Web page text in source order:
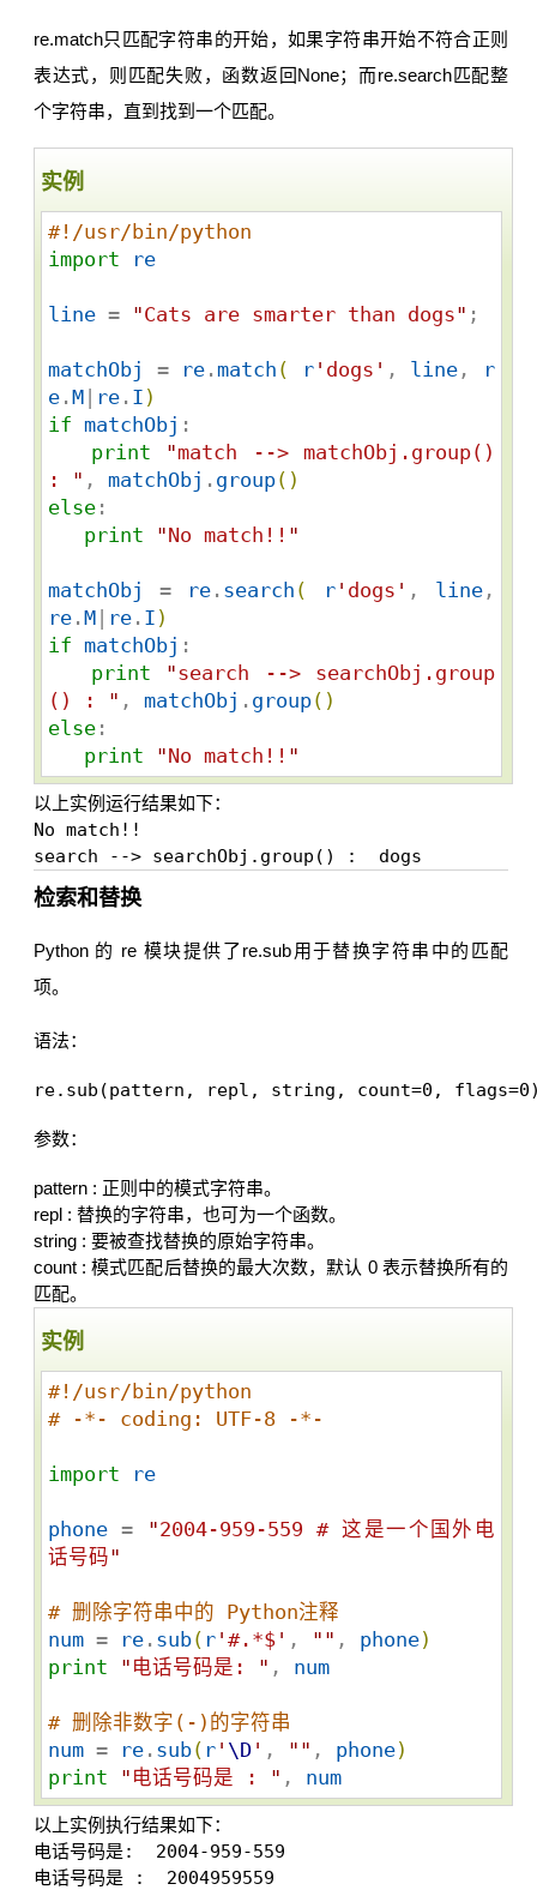
re.match只匹配字符串的开始，如果字符串开始不符合正则
表达式，则匹配失败，函数返回None；而re.search匹配整
个字符串，直到找到一个匹配。
实例
#!/usr/bin/python
import
re
line = "Cats are smarter than dogs" ;
matchObj = re .match ( r' dogs ' , line ,
r
e . M re . I )
if matchObj :
print
"match --> matchObj.group()
:
" , matchObj . group( )
else :
print
"No match!! "
matchObj = re . search ( r' dogs ' , line
re . M re . I )
if matchObj :
print
"search --> searchObj.group
() :
" , matchObj . group( )
else :
print
"No match!! "
以上实例运行结果如下：
No match!!
检索和替换
Python 的 re 模块提供了re.sub用于替换字符串中的匹配
项。
语法：
参数：
pattern : 正则中的模式字符串。
repl : 替换的字符串，也可为一个函数。
string : 要被查找替换的原始字符串。
count : 模式匹配后替换的最大次数，默认 0 表示替换所有的
匹配。
实例
#!/usr/bin/python
# -*- coding: UTF-8 -*-
import re
phone = "2004-959-559 # 这是一个国外电
话号码"
# 删除字符串中的 Python注释
num = re . sub( r ' #.*$ ' , " " , phone)
print
" 电话号码是: " , num
# 删除非数字(-)的字符串
num = re . sub( r ' \D ' , " " , phone)
print
" 电话号码是 : " , num
以上实例执行结果如下：
电话号码是:  2004-959-559